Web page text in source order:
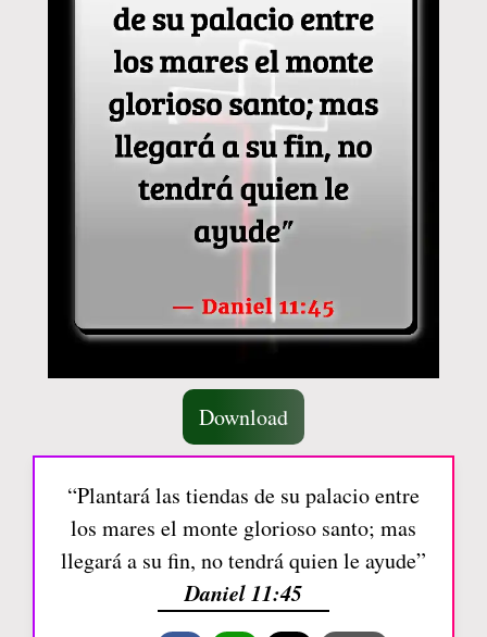
Download
“Plantará las tiendas de su palacio entre
los mares el monte glorioso santo; mas
llegará a su fin, no tendrá quien le ayude”
Daniel 11:45